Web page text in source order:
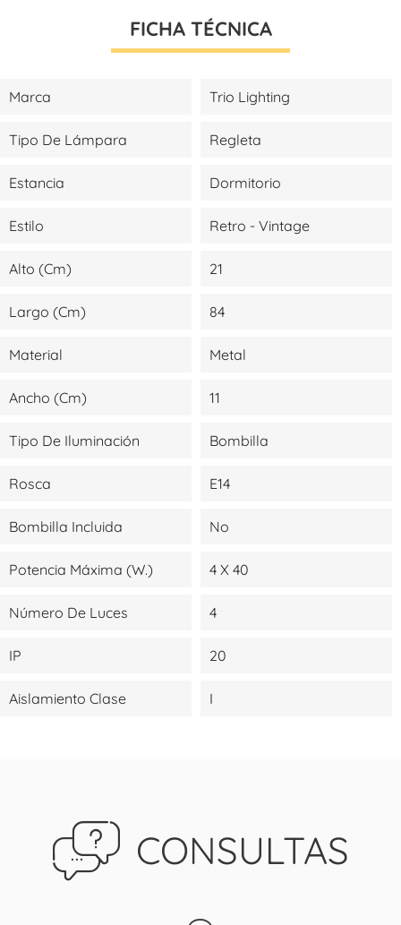
FICHA TÉCNICA
Marca Trio Lighting
Tipo De Lámpara Regleta
Estancia Dormitorio
Estilo Retro - Vintage
Alto (cm) 21
Largo (cm) 84
Material Metal
Ancho (cm) 11
Tipo De Iluminación Bombilla
Rosca E14
Bombilla Incluida No
Potencia Máxima (W.) 4 X 40
Número De Luces 4
IP 20
Aislamiento Clase I
CONSULTAS